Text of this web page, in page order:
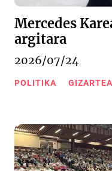
Mercedes
argitara
2026/07/24
POLITIKA GIZARTEA